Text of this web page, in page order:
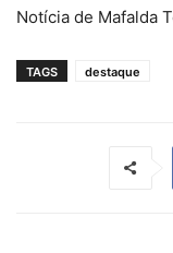
Notícia de Mafalda
TAGS destaque